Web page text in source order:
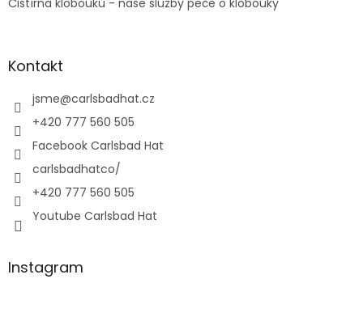
Čistírna klobouků - naše služby péče o klobouky
Kontakt
jsme@carlsbadhat.cz
+420 777 560 505
Facebook Carlsbad Hat
carlsbadhatco/
+420 777 560 505
Youtube Carlsbad Hat
Instagram